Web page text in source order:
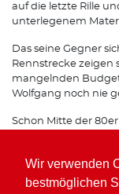
Wir verwenden
bestmöglichen
auf die letzte Rille
unterlegenem
Das seine Gegner
Rennstrecke zeigen
mangelnden
Wolfgang noch nie
Schon Mitte der
Formel 3 gehörigen
einem Opel
Spätestens seit